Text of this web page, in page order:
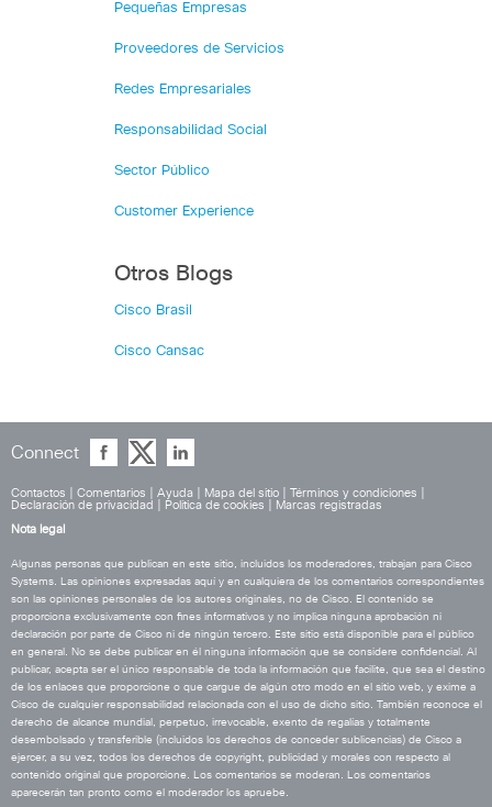
Pequeñas Empresas
Proveedores de Servicios
Redes Empresariales
Responsabilidad Social
Sector Público
Customer Experience
Otros Blogs
Cisco Brasil
Cisco Cansac
Connect
Contactos Comentarios Ayuda Mapa del sitio Términos y condiciones
Declaración de privacidad
Política de cookies
Marcas registradas
Nota legal
Algunas personas que publican en este sitio, incluidos los moderadores, trabajan para Cisco
Systems. Las opiniones expresadas aquí y en cualquiera de los comentarios correspondientes
son las opiniones personales de los autores originales, no de Cisco. El contenido se
proporciona exclusivamente con fines informativos y no implica ninguna aprobación ni
declaración por parte de Cisco ni de ningún tercero. Este sitio está disponible para el público
en general. No se debe publicar en él ninguna información que se considere confidencial. Al
publicar, acepta ser el único responsable de toda la información que facilite, que sea el destino
de los enlaces que proporcione o que cargue de algún otro modo en el sitio web, y exime a
Cisco de cualquier responsabilidad relacionada con el uso de dicho sitio. También reconoce el
derecho de alcance mundial, perpetuo, irrevocable, exento de regalías y totalmente
desembolsado y transferible (incluidos los derechos de conceder sublicencias) de Cisco a
ejercer, a su vez, todos los derechos de copyright, publicidad y morales con respecto al
contenido original que proporcione. Los comentarios se moderan. Los comentarios
aparecerán tan pronto como el moderador los apruebe.